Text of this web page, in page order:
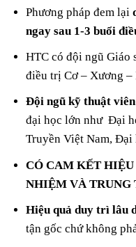
Phương pháp đem lại
ngay sau 1-3 buổi
HTC có đội ngũ Giáo
điều trị Cơ – Xương
Đội ngũ kỹ thuật
đại học lớn như Đại
Truyền Việt Nam,
CÓ CAM KẾT
NHIỆM VÀ TRUNG
Hiệu quả duy trì lâu
tận gốc chứ không